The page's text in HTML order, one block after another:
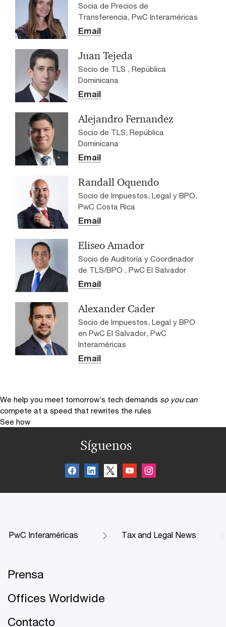
Socia de Precios de
Transferencia, PwC Interaméricas
Email
Juan Tejeda
Socio de TLS , República
Dominicana
Email
Alejandro Fernandez
Socio de TLS, República
Dominicana
Email
Randall Oquendo
Socio de Impuestos, Legal y BPO,
PwC Costa Rica
Email
Eliseo Amador
Socio de Auditoría y Coordinador
de TLS/BPO , PwC El Salvador
Email
Alexander Cader
Socio de Impuestos, Legal y BPO
en PwC El Salvador, PwC
Interaméricas
Email
We help you meet tomorrow’s tech demands so you can
compete at a speed that rewrites the rules
See how
Síguenos
PwC Interaméricas Tax and Legal News
Prensa
Offices Worldwide
Contacto